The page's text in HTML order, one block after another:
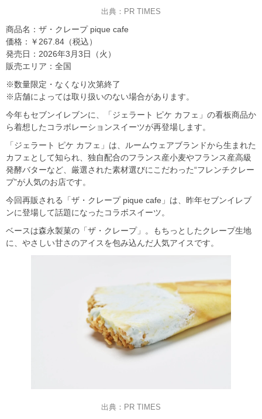
出典：PR TIMES
商品名：ザ・クレープ pique cafe
価格：￥267.84（税込）
発売日：2026年3月3日（火）
販売エリア：全国
※数量限定・なくなり次第終了
※店舗によっては取り扱いのない場合があります。
今年もセブンイレブンに、「ジェラート ピケ カフェ」の看板商品か
ら着想したコラボレーションスイーツが再登場します。
「ジェラート ピケ カフェ」は、ルームウェアブランドから生まれた
カフェとして知られ、独自配合のフランス産小麦やフランス産高級
発酵バターなど、厳選された素材選びにこだわった“フレンチクレー
プ”が人気のお店です。
今回再販される「ザ・クレープ pique cafe」は、昨年セブンイレブ
ンに登場して話題になったコラボスイーツ。
ベースは森永製菓の「ザ・クレープ」。もちっとしたクレープ生地
に、やさしい甘さのアイスを包み込んだ人気アイスです。
出典：PR TIMES